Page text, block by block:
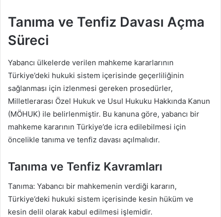
Tanıma ve Tenfiz Davası Açma
Süreci
Yabancı ülkelerde verilen mahkeme kararlarının
Türkiye’deki hukuki sistem içerisinde geçerliliğinin
sağlanması için izlenmesi gereken prosedürler,
Milletlerarası Özel Hukuk ve Usul Hukuku Hakkında Kanun
(MÖHUK) ile belirlenmiştir. Bu kanuna göre, yabancı bir
mahkeme kararının Türkiye’de icra edilebilmesi için
öncelikle tanıma ve tenfiz davası açılmalıdır.
Tanıma ve Tenfiz Kavramları
Tanıma: Yabancı bir mahkemenin verdiği kararın,
Türkiye’deki hukuki sistem içerisinde kesin hüküm ve
kesin delil olarak kabul edilmesi işlemidir.